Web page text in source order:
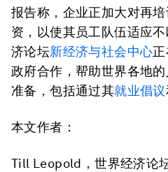
报告称，企业正加大对再
资，以使其员工队伍适应
济论坛新经济与社会中心
政府合作，帮助世界各地
准备，包括通过其就业倡议
本文作者：
Till Leopold，世界经济论